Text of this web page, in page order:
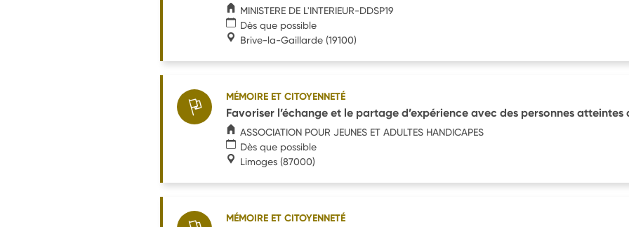
MINISTERE DE L'INTERIEUR-DDSP19
Dès que possible
Brive-la-Gaillarde (19100)
MÉMOIRE ET CITOYENNETÉ
Favoriser l’échange et le partage d’expérience avec des personnes atteintes
ASSOCIATION POUR JEUNES ET ADULTES HANDICAPES
Dès que possible
Limoges (87000)
MÉMOIRE ET CITOYENNETÉ